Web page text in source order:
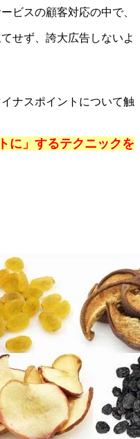
ビスの顧客対応の中で、
せず、誇大広告しないよ
ナスポイントについて触
に」するテクニックを